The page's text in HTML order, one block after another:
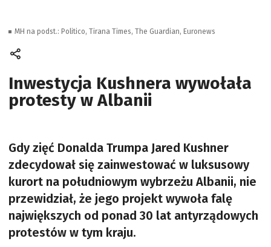
Inwestycja Kushnera wywołała
protesty w Albanii
Gdy zięć Donalda Trumpa Jared Kushner
zdecydował się zainwestować w luksusowy
kurort na południowym wybrzeżu Albanii, nie
przewidział, że jego projekt wywoła falę
największych od ponad 30 lat antyrządowych
protestów w tym kraju.
MH na podst.: Politico, Tirana Times, The Guardian, Euronews